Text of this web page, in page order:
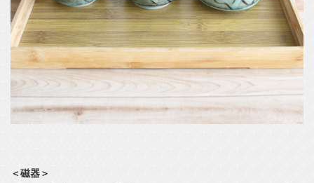
＜磁器＞